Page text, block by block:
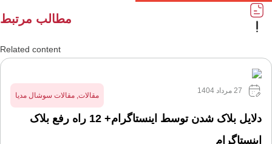
مطالب مرتبط
Related content
27 مرداد 1404
مقالات,مقالات سوشال مدیا
دلایل بلاک شدن توسط اینستاگرام+ 12 راه رفع بلاک
اینستاگرام